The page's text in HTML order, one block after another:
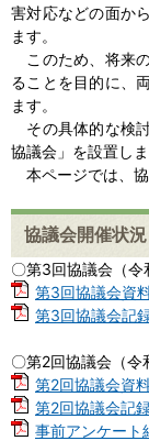
害対応などの面か
ます。
このため、将来
ることを目的に、
ます。
その具体的な検
協議会」を設置しま
本ページでは、協
協議会開催状況
〇第3回協議会（令
第3回協議会資
第3回協議会記
〇第2回協議会（令
第2回協議会資
第2回協議会記
事前アンケート